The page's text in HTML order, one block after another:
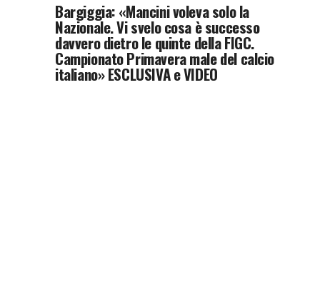
Bargiggia: «Mancini voleva solo la
Nazionale. Vi svelo cosa è successo
davvero dietro le quinte della FIGC.
Campionato Primavera male del calcio
italiano» ESCLUSIVA e VIDEO